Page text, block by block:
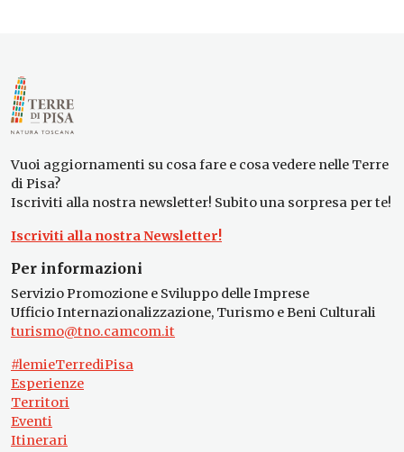
Vuoi aggiornamenti su cosa fare e cosa vedere nelle Terre
di Pisa?
Iscriviti alla nostra newsletter! Subito una sorpresa per te!
Iscriviti alla nostra Newsletter!
Per informazioni
Servizio Promozione e Sviluppo delle Imprese
Ufficio Internazionalizzazione, Turismo e Beni Culturali
turismo@tno.camcom.it
#lemieTerrediPisa
Esperienze
Territori
Eventi
Itinerari